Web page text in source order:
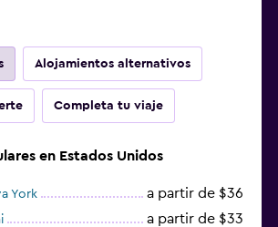
Alojamientos alternativos
Completa tu viaje
en Estados Unidos
York a partir de $36
a partir de $33